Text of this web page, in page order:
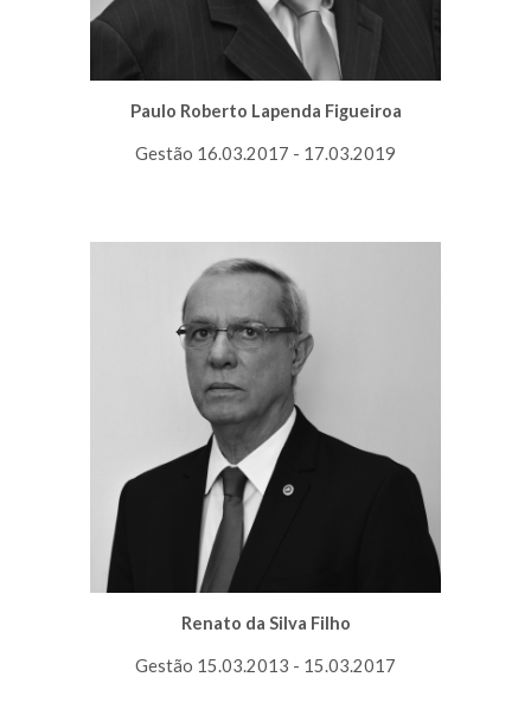
Paulo Roberto Lapenda Figueiroa
Gestão 16.03.2017 - 17.03.2019
Renato da Silva Filho
Gestão 15.03.2013 - 15.03.2017